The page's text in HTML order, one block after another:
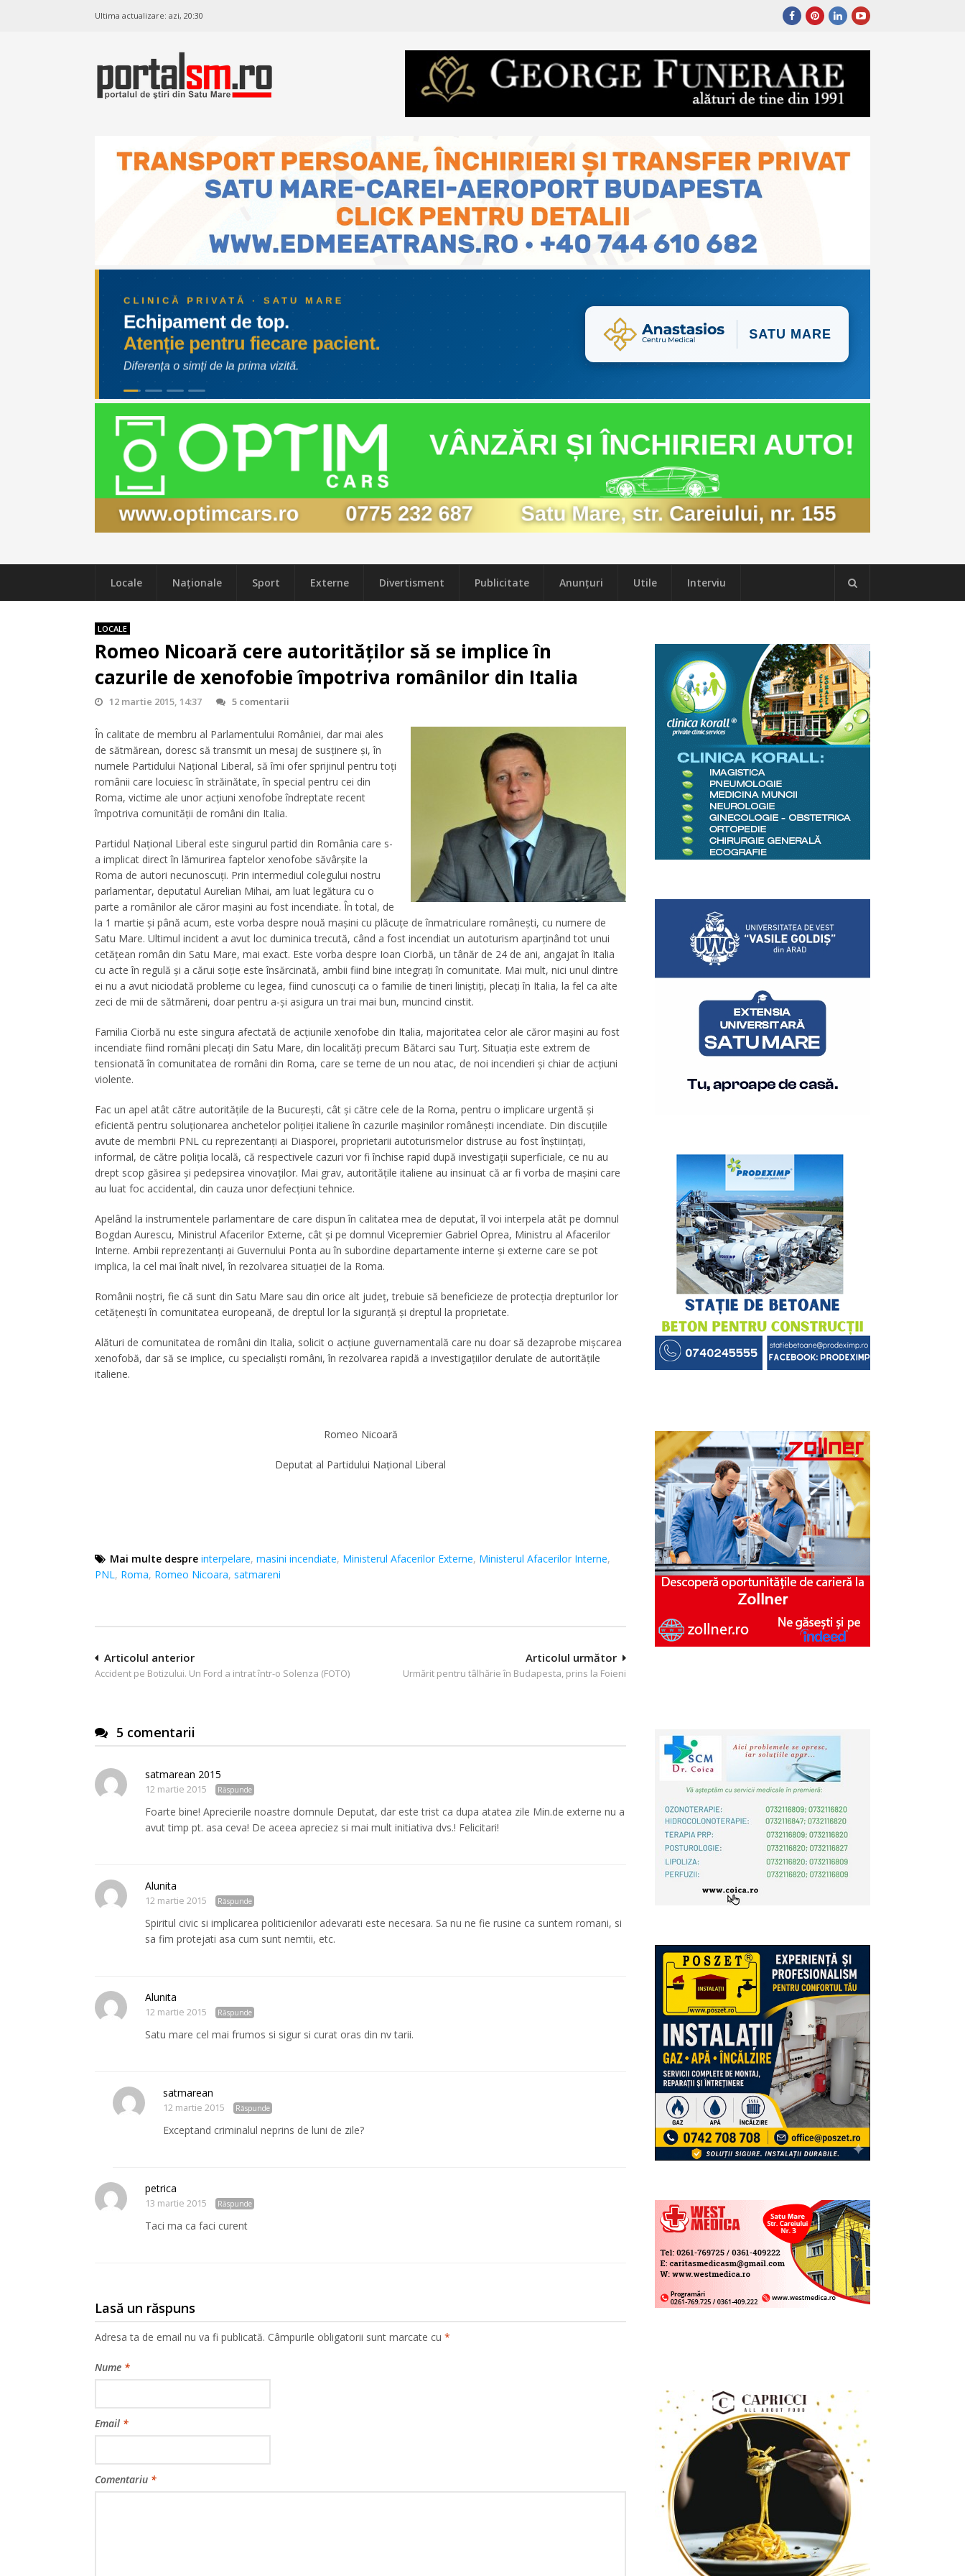
Ultima actualizare: azi, 20:30
Locale Naţionale Sport Externe Divertisment Publicitate Anunțuri Utile Interviu
LOCALE
Romeo Nicoară cere autorităților să se implice în
cazurile de xenofobie împotriva românilor din Italia
12 martie 2015, 14:37 5 comentarii
În calitate de membru al Parlamentului României, dar mai ales
de sătmărean, doresc să transmit un mesaj de susținere și, în
numele Partidului Național Liberal, să îmi ofer sprijinul pentru toți
românii care locuiesc în străinătate, în special pentru cei din
Roma, victime ale unor acțiuni xenofobe îndreptate recent
împotriva comunității de români din Italia.
Partidul Național Liberal este singurul partid din România care s-
a implicat direct în lămurirea faptelor xenofobe săvârşite la
Roma de autori necunoscuţi. Prin intermediul colegului nostru
parlamentar, deputatul Aurelian Mihai, am luat legătura cu o
parte a românilor ale căror mașini au fost incendiate. În total, de
la 1 martie şi până acum, este vorba despre nouă mașini cu plăcuțe de înmatriculare românești, cu numere de
Satu Mare. Ultimul incident a avut loc duminica trecută, când a fost incendiat un autoturism aparținând tot unui
cetăţean român din Satu Mare, mai exact. Este vorba despre Ioan Ciorbă, un tânăr de 24 de ani, angajat în Italia
cu acte în regulă și a cărui soție este însărcinată, ambii fiind bine integrați în comunitate. Mai mult, nici unul dintre
ei nu a avut niciodată probleme cu legea, fiind cunoscuţi ca o familie de tineri liniştiţi, plecaţi în Italia, la fel ca alte
zeci de mii de sătmăreni, doar pentru a-şi asigura un trai mai bun, muncind cinstit.
Familia Ciorbă nu este singura afectată de acţiunile xenofobe din Italia, majoritatea celor ale căror maşini au fost
incendiate fiind români plecaţi din Satu Mare, din localităţi precum Bătarci sau Turţ. Situaţia este extrem de
tensionată în comunitatea de români din Roma, care se teme de un nou atac, de noi incendieri şi chiar de acţiuni
violente.
Fac un apel atât către autorităţile de la Bucureşti, cât şi către cele de la Roma, pentru o implicare urgentă şi
eficientă pentru soluţionarea anchetelor poliţiei italiene în cazurile maşinilor româneşti incendiate. Din discuţiile
avute de membrii PNL cu reprezentanţi ai Diasporei, proprietarii autoturismelor distruse au fost înştiinţaţi,
informal, de către poliţia locală, că respectivele cazuri vor fi închise rapid după investigaţii superficiale, ce nu au
drept scop găsirea şi pedepsirea vinovaţilor. Mai grav, autorităţile italiene au insinuat că ar fi vorba de maşini care
au luat foc accidental, din cauza unor defecţiuni tehnice.
Apelând la instrumentele parlamentare de care dispun în calitatea mea de deputat, îl voi interpela atât pe domnul
Bogdan Aurescu, Ministrul Afacerilor Externe, cât şi pe domnul Vicepremier Gabriel Oprea, Ministru al Afacerilor
Interne. Ambii reprezentanţi ai Guvernului Ponta au în subordine departamente interne şi externe care se pot
implica, la cel mai înalt nivel, în rezolvarea situaţiei de la Roma.
Românii noştri, fie că sunt din Satu Mare sau din orice alt judeţ, trebuie să beneficieze de protecţia drepturilor lor
cetăţeneşti în comunitatea europeană, de dreptul lor la siguranţă şi dreptul la proprietate.
Alături de comunitatea de români din Italia, solicit o acţiune guvernamentală care nu doar să dezaprobe mişcarea
xenofobă, dar să se implice, cu specialişti români, în rezolvarea rapidă a investigaţiilor derulate de autorităţile
italiene.
Romeo Nicoară
Deputat al Partidului Naţional Liberal
Mai multe despre interpelare, masini incendiate, Ministerul Afacerilor Externe, Ministerul Afacerilor Interne,
PNL, Roma, Romeo Nicoara, satmareni
Navigare
în
Articolul următor
Urmărit pentru tâlhărie în Budapesta, prins la Foieni
Articolul anterior
Accident pe Botizului. Un Ford a intrat într-o Solenza (FOTO)
5 comentarii
satmarean 2015
12 martie 2015 Răspunde
Foarte bine! Aprecierile noastre domnule Deputat, dar este trist ca dupa atatea zile Min.de externe nu a
avut timp pt. asa ceva! De aceea apreciez si mai mult initiativa dvs.! Felicitari!
Alunita
12 martie 2015 Răspunde
Spiritul civic si implicarea politicienilor adevarati este necesara. Sa nu ne fie rusine ca suntem romani, si
sa fim protejati asa cum sunt nemtii, etc.
Alunita
12 martie 2015 Răspunde
Satu mare cel mai frumos si sigur si curat oras din nv tarii.
satmarean
12 martie 2015 Răspunde
Exceptand criminalul neprins de luni de zile?
petrica
13 martie 2015 Răspunde
Taci ma ca faci curent
Lasă un răspuns
Adresa ta de email nu va fi publicată. Câmpurile obligatorii sunt marcate cu *
Nume *
Email *
Comentariu *